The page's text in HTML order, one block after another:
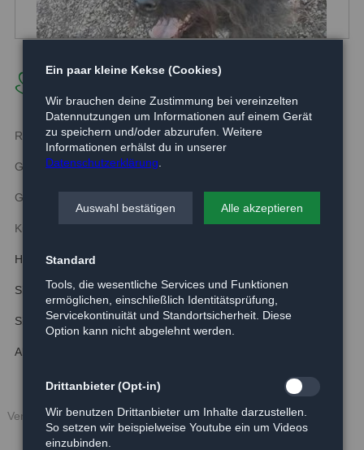
Silvi
Rasse: Pudel Mix
Geboren: ca.2015
Größe:
Kurzbeschreibung:
Hundedame Silvi schätzen wir auf 1,5-2 Jahre.
Silvi ist kastriert.
Sie ist etwas schüchtern, mit anderen Hunden verträglich.
Alle weiteren Infos erteilt unser Team vor Ort.
Veröffentlicht: 01.03.2017
Ein paar kleine Kekse (Cookies)
Wir brauchen deine Zustimmung bei vereinzelten
Datennutzungen um Informationen auf einem Gerät
zu speichern und/oder abzurufen. Weitere
Informationen erhälst du in unserer
Datenschutzerklärung
Auswahl bestätigen Alle akzeptieren
Standard
Tools, die wesentliche Services und Funktionen
ermöglichen, einschließlich Identitätsprüfung,
Servicekontinuität und Standortsicherheit. Diese
Option kann nicht abgelehnt werden.
Drittanbieter (Opt-in)
Wir benutzen Drittanbieter um Inhalte darzustellen.
So setzen wir beispielweise Youtube ein um Videos
einzubinden.